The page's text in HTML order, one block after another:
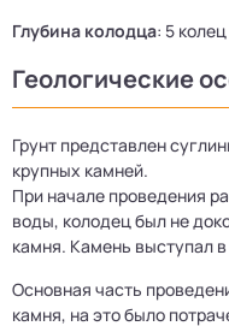
Глубина колодца: 5
Геологические
Грунт представлен
крупных камней.
При начале проведения
воды, колодец был не
камня. Камень выступал
Основная часть
камня, на это было